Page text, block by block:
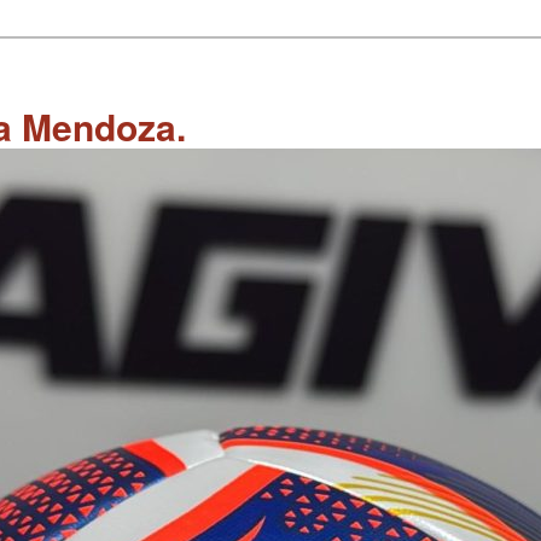
Mendoza.